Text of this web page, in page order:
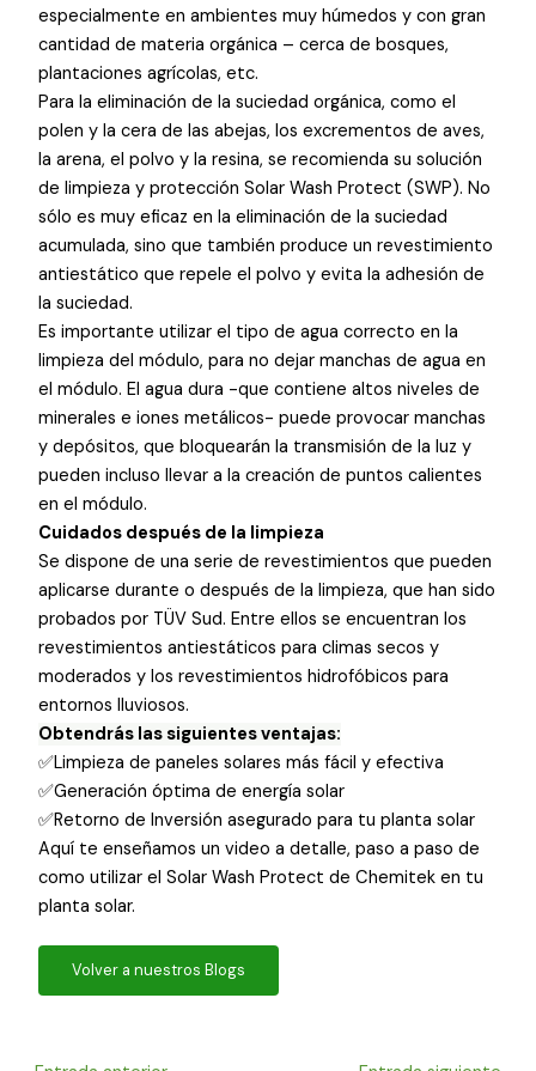
especialmente en ambientes muy húmedos y con gran
cantidad de materia orgánica – cerca de bosques,
plantaciones agrícolas, etc.
Para la eliminación de la suciedad orgánica, como el
polen y la cera de las abejas, los excrementos de aves,
la arena, el polvo y la resina, se recomienda su solución
de limpieza y protección Solar Wash Protect (SWP). No
sólo es muy eficaz en la eliminación de la suciedad
acumulada, sino que también produce un revestimiento
antiestático que repele el polvo y evita la adhesión de
la suciedad.
Es importante utilizar el tipo de agua correcto en la
limpieza del módulo, para no dejar manchas de agua en
el módulo. El agua dura -que contiene altos niveles de
minerales e iones metálicos- puede provocar manchas
y depósitos, que bloquearán la transmisión de la luz y
pueden incluso llevar a la creación de puntos calientes
en el módulo.
Cuidados después de la limpieza
Se dispone de una serie de revestimientos que pueden
aplicarse durante o después de la limpieza, que han sido
probados por TÜV Sud. Entre ellos se encuentran los
revestimientos antiestáticos para climas secos y
moderados y los revestimientos hidrofóbicos para
entornos lluviosos.
Obtendrás las siguientes ventajas:
✅Limpieza de paneles solares más fácil y efectiva
✅Generación óptima de energía solar
✅Retorno de Inversión asegurado para tu planta solar
Aquí te enseñamos un video a detalle, paso a paso de
como utilizar el Solar Wash Protect de Chemitek en tu
planta solar.
Volver a nuestros Blogs